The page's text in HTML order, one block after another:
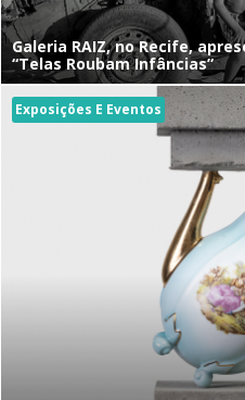
Galeria RAIZ, no Recife,
“Telas Roubam Infâncias”
Exposições E Eventos